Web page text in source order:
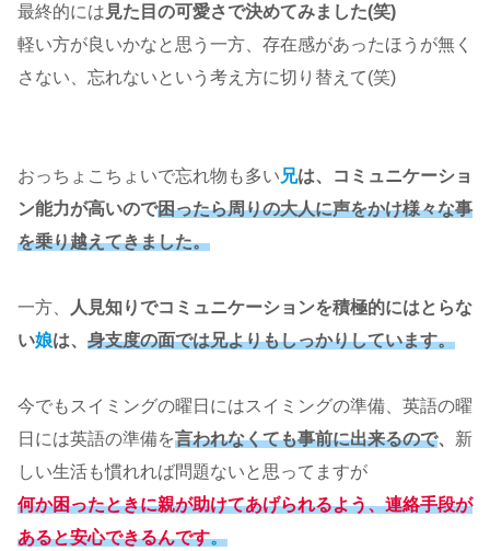
最終的には 見た目の可愛さで決めてみました(笑)
軽い方が良いかなと思う一方、存在感があったほうが無く
さない、忘れないという考え方に切り替えて(笑)
おっちょこちょいで忘れ物も多い 兄は、コミュニケーショ
ン能力が高いので困ったら周りの大人に声をかけ様々な事
を乗り越えてきました。
一方、
人見知りでコミュニケーションを積極的にはとらな
い娘は、 身支度の面では兄よりもしっかりしています。
今でもスイミングの曜日にはスイミングの準備、英語の曜
日には英語の準備を言われなくても事前に出来るので、 新
しい生活も慣れれば問題ないと思ってますが
何か困ったときに親が助けてあげられるよう、連絡手段が
あると安心できるんです。